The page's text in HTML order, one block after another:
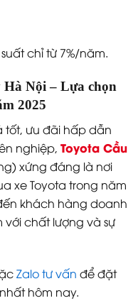
chỉ từ 7%/năm.
Nội – Lựa chọn
2025
tốt, ưu đãi hấp dẫn
nghiệp, Toyota Cầu
xứng đáng là nơi
xe Toyota trong năm
khách hàng doanh
chất lượng và sự
Zalo tư vấn để đặt
hôm nay.